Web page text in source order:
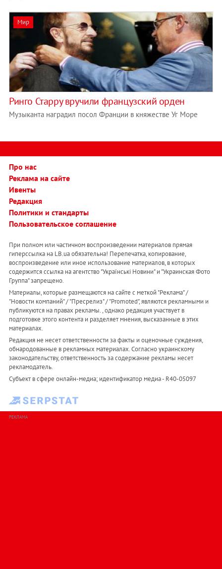
Мир
Ринго Старру вручили французский орден
Музыканта наградил посол Франции в княжестве Уг Море
Про нас
Реклама на сайте
Ивенты
Редакция
Политики и стандарты
Пользовательское соглашение
При полном или частичном воспроизведении материалов прямая
гиперссылка на LB.ua обязательна! Перепечатка, копирование,
воспроизведение или иное использование материалов, в которых
содержится ссылка на агентство "Українськi Новини" и "Украинская Фото
Группа" запрещено.
Материалы, которые размещаются на сайте с меткой "Реклама" /
"Новости компаний" / "Пресрелиз" / "Promoted", являются рекламными и
публикуются на правах рекламы. , однако редакция участвует в
подготовке этого контента и разделяет мнения, высказанные в этих
материалах.
Редакция не несет ответственности за факты и оценочные суждения,
обнародованные в рекламных материалах. Согласно украинскому
законодательству, ответственность за содержание рекламы несет
рекламодатель.
Субъект в сфере онлайн-медиа; идентификатор медиа - R40-05097
РЕКЛАМА